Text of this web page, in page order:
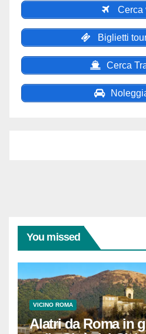
Cerca
Biglietti
Cerca
You missed
VICINO ROMA
Alatri da Roma in